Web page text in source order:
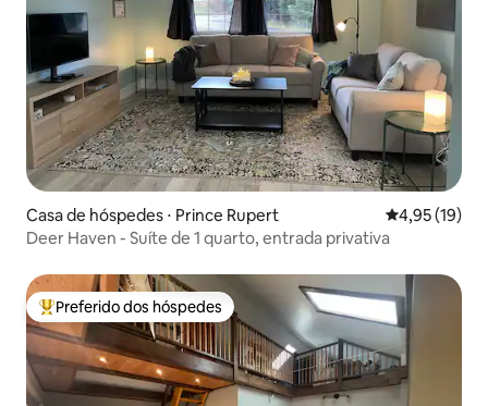
Casa de hóspedes ⋅ Prince Rupert 4,95 de uma
4,95 (19)
Deer Haven - Suíte de 1 quarto, entrada privativa
Entre os melhores preferidos dos hóspedes
Preferido dos hóspedes